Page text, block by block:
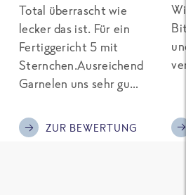
Total überrascht wie
lecker das ist. Für ein
Fertiggericht 5 mit
Sternchen.Ausreichend
Garnelen uns sehr gut
Kompliment
ZUR BEWERTUNG